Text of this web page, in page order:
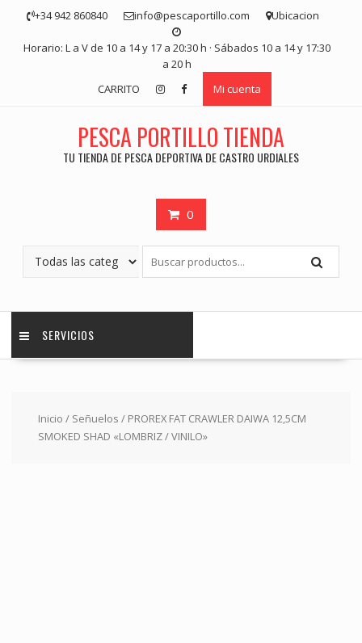
contenido
+34 942 860840 info@pescaportillo.com Ubicacion
Horario: L a V de 10 a 14 y 17 a 20:30 h · Sábados 10 a 14 y 17:30
a 20 h
CARRITO
Mi cuenta
PESCA PORTILLO TIENDA
TU TIENDA DE PESCA DEPORTIVA DE CASTRO URDIALES
0
SERVICIOS
Inicio / Señuelos / PROREX FAT CRAWLER DAIWA 12,5CM
SMOKED SHAD «LOMBRIZ / VINILO»